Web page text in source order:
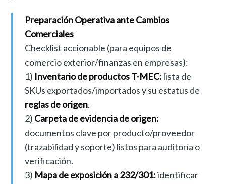
Preparación Operativa ante Cambios
Comerciales
Checklist accionable (para equipos de
comercio exterior/finanzas en empresas):
1) Inventario de productos T-MEC: lista de
SKUs exportados/importados y su estatus de
reglas de origen.
2) Carpeta de evidencia de origen:
documentos clave por producto/proveedor
(trazabilidad y soporte) listos para auditoría o
verificación.
3) Mapa de exposición a 232/301:identificar